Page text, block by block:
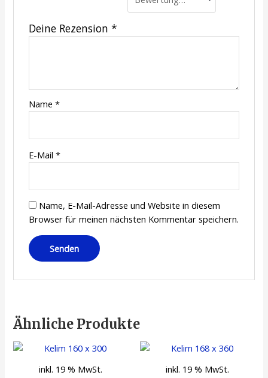
Deine Rezension *
Name *
E-Mail *
Name, E-Mail-Adresse und Website in diesem
Browser für meinen nächsten Kommentar speichern.
Ähnliche Produkte
inkl. 19 % MwSt. inkl. 19 % MwSt.